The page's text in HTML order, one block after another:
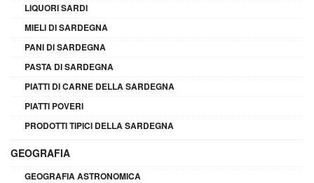
LIQUORI SARDI
MIELI DI SARDEGNA
PANI DI SARDEGNA
PASTA DI SARDEGNA
PIATTI DI CARNE DELLA SARDEGNA
PIATTI POVERI
PRODOTTI TIPICI DELLA SARDEGNA
GEOGRAFIA
GEOGRAFIA ASTRONOMICA